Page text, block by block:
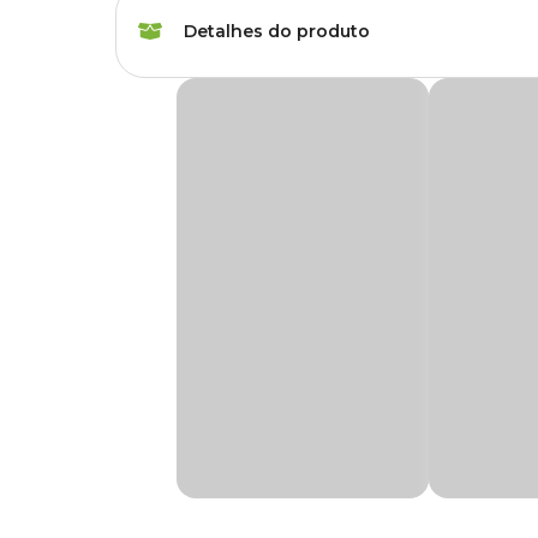
Cor Preto
Autoirrigável Não
Detalhes do produto